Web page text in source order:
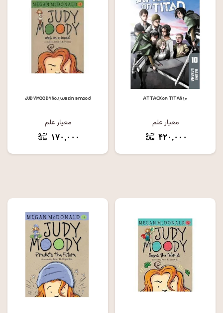
ATTACK on TITAN ۱۰
معیار علم
۴۲۰,۰۰۰
JUDY MOODY No.۱ was in a mood
معیار علم
۱۷۰,۰۰۰